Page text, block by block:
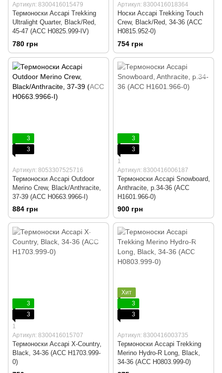
Артикул: 8300416015479
Термоноски Accapi Trekking
Ultralight Quarter, Black/Red,
45-47 (ACC H0825.999-IV)
780 грн
Артикул: 8300416018364
Носки Accapi Trekking Touch
Crew, Black/Red, 34-36 (ACC
H0815.952-0)
754 грн
3
3
Артикул: 8053307525716
Термоноски Accapi Outdoor
Merino Crew, Black/Anthracite,
37-39 (ACC H0663.9966-I)
884 грн
3
3
1
Артикул: 8300416006187
Термоноски Accapi Snowboard,
Anthracite, р.34-36 (ACC
H1601.966-0)
900 грн
3
3
1
Артикул: 8300416015707
Термоноски Accapi X-Country,
Black, 34-36 (ACC H1703.999-
0)
Хит
3
3
Артикул: 8300416003735
Термоноски Accapi Trekking
Merino Hydro-R Long, Black,
34-36 (ACC H0803.999-0)